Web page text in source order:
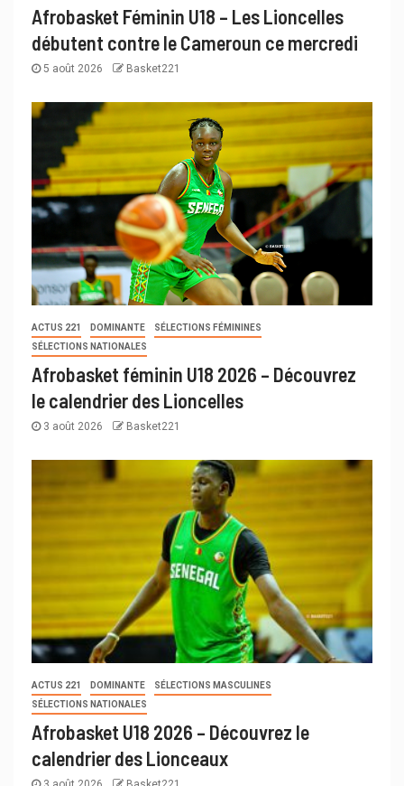
Afrobasket Féminin U18 – Les Lioncelles
débutent contre le Cameroun ce mercredi
5 août 2026 Basket221
ACTUS 221 DOMINANTE
SÉLECTIONS FÉMININES
SÉLECTIONS NATIONALES
Afrobasket féminin U18 2026 – Découvrez
le calendrier des Lioncelles
3 août 2026 Basket221
ACTUS 221 DOMINANTE
SÉLECTIONS MASCULINES
SÉLECTIONS NATIONALES
Afrobasket U18 2026 – Découvrez le
calendrier des Lionceaux